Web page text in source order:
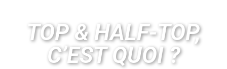
TOP & HALF-TOP,
C’EST QUOI ?